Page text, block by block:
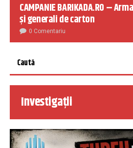
CAMPANIE BARIKADA.RO –
și generali de carton
0 Comentariu
Investigații